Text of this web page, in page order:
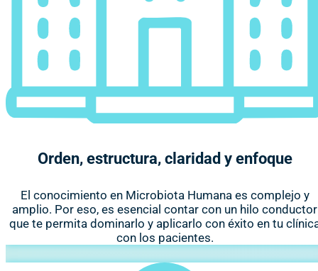
Orden, estructura, claridad y enfoque
El conocimiento en Microbiota Humana es complejo y
amplio. Por eso, es esencial contar con un hilo conductor
que te permita dominarlo y aplicarlo con éxito en tu
con los pacientes.